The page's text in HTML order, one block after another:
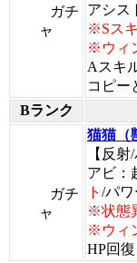
ガチ
ャ
アシス
※Sス
※ウィ
Aスキ
コピー
Bランク
ガチ
ャ
猫猫（
【反射
アビ：
ト /パワ
※状態
※ウィ
HP回復